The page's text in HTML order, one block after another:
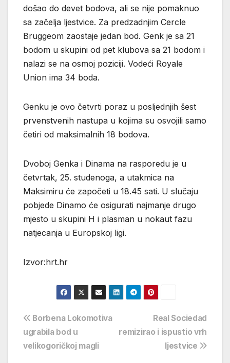
došao do devet bodova, ali se nije pomaknuo
sa začelja ljestvice. Za predzadnjim Cercle
Bruggeom zaostaje jedan bod. Genk je sa 21
bodom u skupini od pet klubova sa 21 bodom i
nalazi se na osmoj poziciji. Vodeći Royale
Union ima 34 boda.
Genku je ovo četvrti poraz u posljednjih šest
prvenstvenih nastupa u kojima su osvojili samo
četiri od maksimalnih 18 bodova.
Dvoboj Genka i Dinama na rasporedu je u
četvrtak, 25. studenoga, a utakmica na
Maksimiru će započeti u 18.45 sati. U slučaju
pobjede Dinamo će osigurati najmanje drugo
mjesto u skupini H i plasman u nokaut fazu
natjecanja u Europskoj ligi.
Izvor:hrt.hr
Navigacija
objava
Real Sociedad
remizirao i ispustio vrh
ljestvice
Borbena Lokomotiva
ugrabila bod u
velikogoričkoj magli